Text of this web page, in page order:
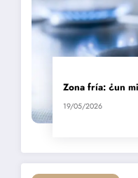
Zona fría: ¿un
19/05/2026